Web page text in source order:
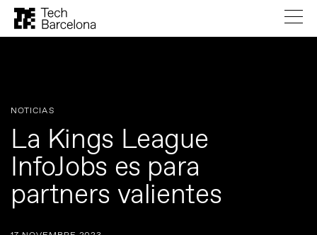
NOTICIAS
La Kings League
InfoJobs es para
partners valientes